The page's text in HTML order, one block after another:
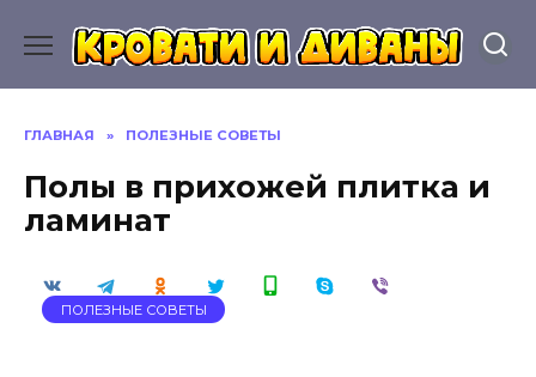
содержанию
ГЛАВНАЯ » ПОЛЕЗНЫЕ СОВЕТЫ
Полы в прихожей плитка и
ламинат
ПОЛЕЗНЫЕ СОВЕТЫ